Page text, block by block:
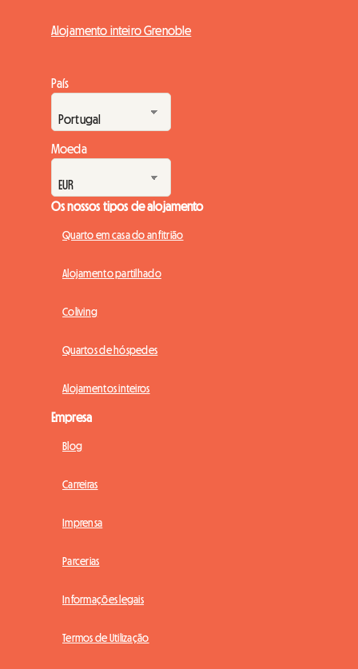
Alojamento inteiro Grenoble
País
Moeda
Os nossos tipos de alojamento
Quarto em casa do anfitrião
Alojamento partilhado
Coliving
Quartos de hóspedes
Alojamentos inteiros
Empresa
Blog
Carreiras
Imprensa
Parcerias
Informações legais
Termos de Utilização